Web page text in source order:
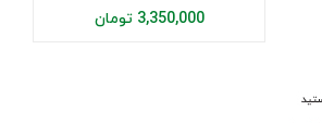
3,350,000 تومان